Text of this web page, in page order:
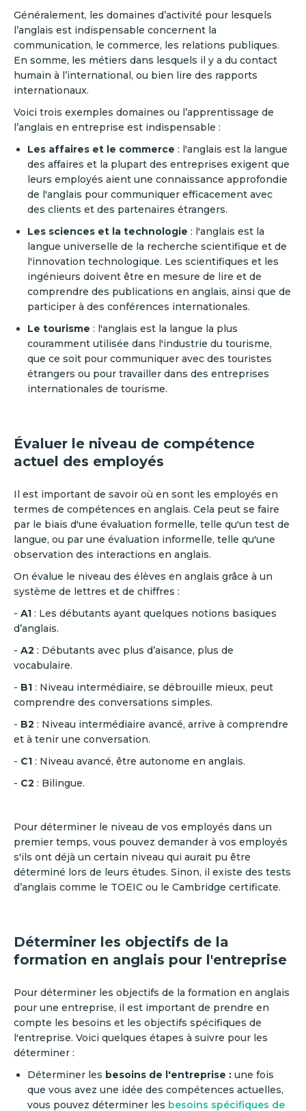
Généralement, les domaines d’activité pour lesquels
l’anglais est indispensable concernent la
communication, le commerce, les relations publiques.
En somme, les métiers dans lesquels il y a du contact
humain à l’international, ou bien lire des rapports
internationaux.
Voici trois exemples domaines ou l’apprentissage de
l’anglais en entreprise est indispensable :
Les affaires et le commerce : l'anglais est la langue
des affaires et la plupart des entreprises exigent que
leurs employés aient une connaissance approfondie
de l'anglais pour communiquer efficacement avec
des clients et des partenaires étrangers.
Les sciences et la technologie : l'anglais est la
langue universelle de la recherche scientifique et de
l'innovation technologique. Les scientifiques et les
ingénieurs doivent être en mesure de lire et de
comprendre des publications en anglais, ainsi que de
participer à des conférences internationales.
Le tourisme : l'anglais est la langue la plus
couramment utilisée dans l'industrie du tourisme,
que ce soit pour communiquer avec des touristes
étrangers ou pour travailler dans des entreprises
internationales de tourisme.
Évaluer le niveau de compétence
actuel des employés
Il est important de savoir où en sont les employés en
termes de compétences en anglais. Cela peut se faire
par le biais d'une évaluation formelle, telle qu'un test de
langue, ou par une évaluation informelle, telle qu'une
observation des interactions en anglais.
On évalue le niveau des élèves en anglais grâce à un
système de lettres et de chiffres :
- A1 : Les débutants ayant quelques notions basiques
d’anglais.
- A2 : Débutants avec plus d’aisance, plus de
vocabulaire.
- B1 : Niveau intermédiaire, se débrouille mieux, peut
comprendre des conversations simples.
- B2 : Niveau intermédiaire avancé, arrive à comprendre
et à tenir une conversation.
- C1 : Niveau avancé, être autonome en anglais.
- C2 : Bilingue.
Pour déterminer le niveau de vos employés dans un
premier temps, vous pouvez demander à vos employés
s'ils ont déjà un certain niveau qui aurait pu être
déterminé lors de leurs études. Sinon, il existe des tests
d’anglais comme le TOEIC ou le Cambridge certificate.
Déterminer les objectifs de la
formation en anglais pour l'entreprise
Pour déterminer les objectifs de la formation en anglais
pour une entreprise, il est important de prendre en
compte les besoins et les objectifs spécifiques de
l'entreprise. Voici quelques étapes à suivre pour les
déterminer :
Déterminer les besoins de l'entreprise : une fois
que vous avez une idée des compétences actuelles,
vous pouvez déterminer les besoins spécifiques de